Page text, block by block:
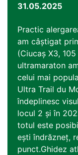
31.05.2025
Practic
am câștigat
(Ciucaș X3,
ultramaraton
celui mai
Ultra Trail du
îndeplinesc
locul 2 și în
totul este
ești îndrăzneț,
punct.Ghidez